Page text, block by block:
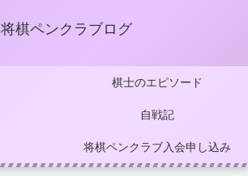
将棋ペンクラブログ
棋士のエピソード
自戦記
将棋ペンクラブ入会申し込み